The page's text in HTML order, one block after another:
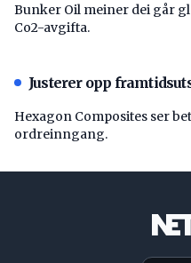
Bunker Oil meiner dei går
Co2-avgifta.
Justerer opp
Hexagon Composites ser
ordreinngang.